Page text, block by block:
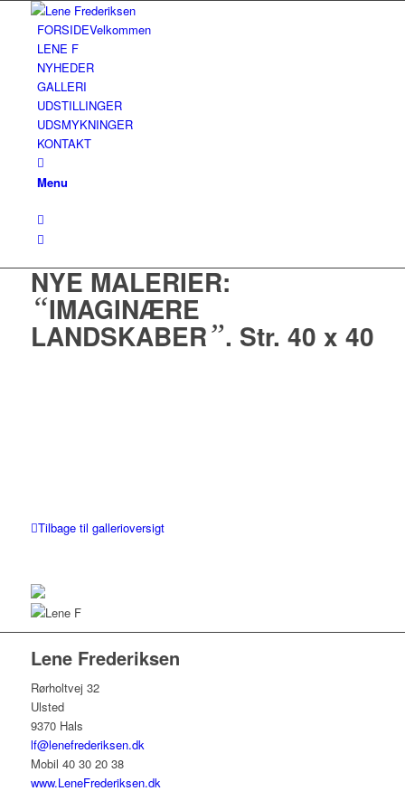
FORSIDEVelkommen
LENE F
NYHEDER
GALLERI
UDSTILLINGER
UDSMYKNINGER
KONTAKT
Menu
NYE MALERIER:
“IMAGINÆRE
LANDSKABER”. Str. 40 x 40
Tilbage til gallerioversigt
Lene Frederiksen
Rørholtvej 32
Ulsted
9370 Hals
lf@lenefrederiksen.dk
Mobil 40 30 20 38
www.LeneFrederiksen.dk